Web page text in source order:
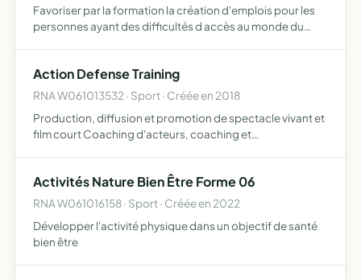
Favoriser par la formation la création d'emplois pour les
personnes ayant des difficultés d accès au monde du
Action Defense Training
RNA W061013532 · Sport · Créée en 2018
Production, diffusion et promotion de spectacle vivant et
film court Coaching d'acteurs, coaching et
Activités Nature Bien Être Forme 06
RNA W061016158 · Sport · Créée en 2022
Développer l'activité physique dans un objectif de santé
bien être